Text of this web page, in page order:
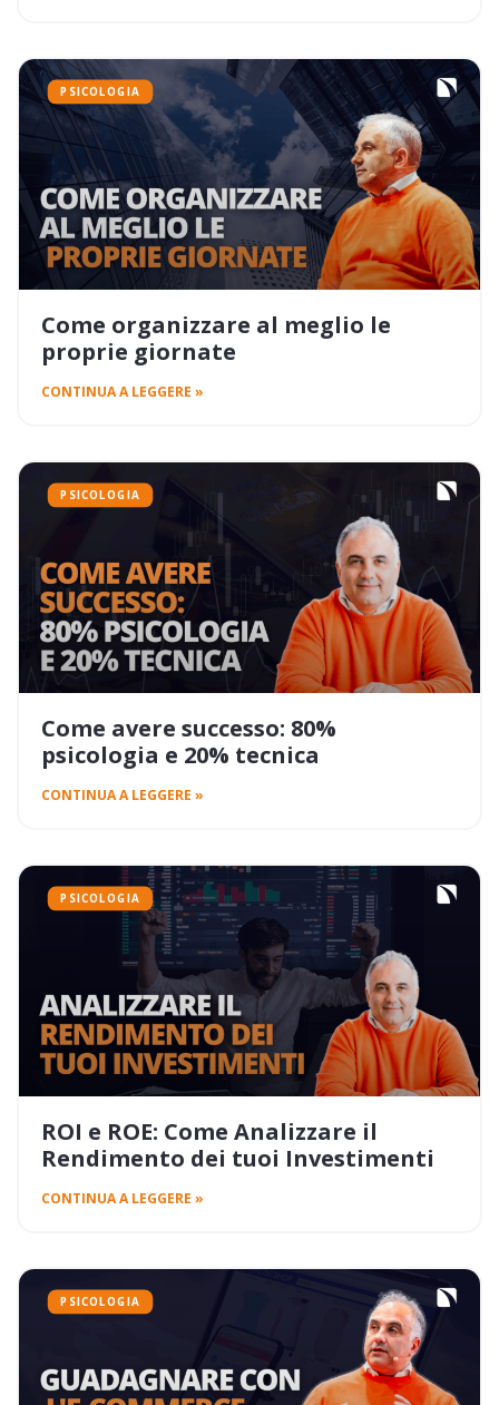
PSICOLOGIA
Come organizzare al meglio le
proprie giornate
CONTINUA A LEGGERE »
PSICOLOGIA
Come avere successo: 80%
psicologia e 20% tecnica
CONTINUA A LEGGERE »
PSICOLOGIA
ROI e ROE: Come Analizzare il
Rendimento dei tuoi Investimenti
CONTINUA A LEGGERE »
PSICOLOGIA